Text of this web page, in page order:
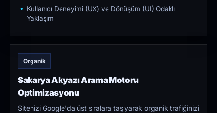
Kullanıcı Deneyimi (UX) ve Dönüşüm (UI) Odaklı
Yaklaşım
Organik
Sakarya Akyazı Arama Motoru
Optimizasyonu
Sitenizi Google'da üst sıralara taşıyarak organik trafiğinizi